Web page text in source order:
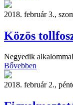
2018. február 3.,
Közös
Negyedik
Bővebben
2018. február 2.,